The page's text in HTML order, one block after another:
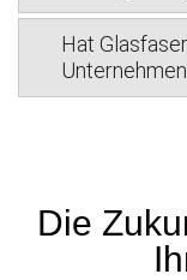
Hat
Die